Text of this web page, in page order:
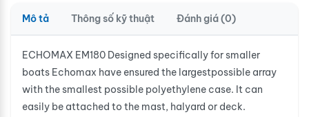
Mô tả Thông số kỹ thuật Đánh giá (0)
ECHOMAX EM180 Designed specifically for smaller
boats Echomax have ensured the largestpossible array
with the smallest possible polyethylene case. It can
easily be attached to the mast, halyard or deck.